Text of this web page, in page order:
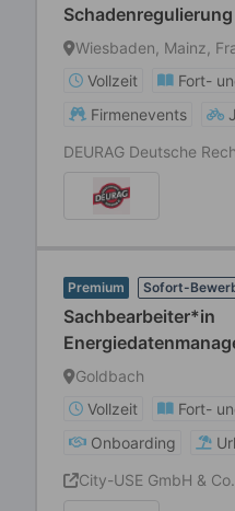
Schadenregulierung
Wiesbaden, Mainz,
Vollzeit
Fort-
Firmenevents
DEURAG Deutsche
Premium Sofort-
Sachbearbeiter*in
Goldbach
Vollzeit
Fort-
Onboarding
City-USE GmbH &